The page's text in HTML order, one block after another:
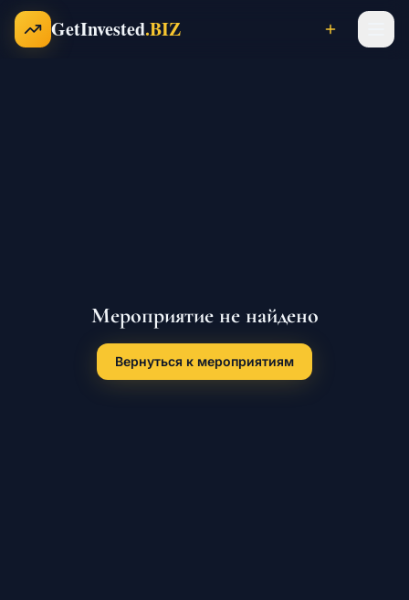
Перейти к содержимому
GetInvested.BIZ
Инвесторы
Карьера
Мероприятие не найдено
Вернуться к мероприятиям